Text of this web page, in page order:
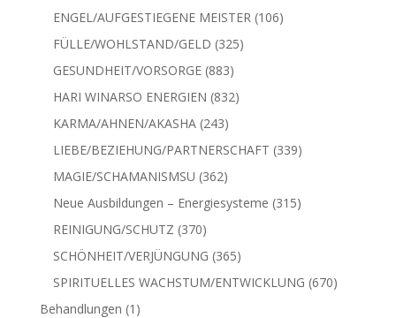
Produkte
ENGEL/AUFGESTIEGENE MEISTER 106106
FÜLLE/WOHLSTAND/GELD 325325
GESUNDHEIT/VORSORGE 883883
Produkte
HARI WINARSO ENERGIEN 832832
KARMA/AHNEN/AKASHA 243243
Produkte
LIEBE/BEZIEHUNG/PARTNERSCHAFT 339339
MAGIE/SCHAMANISMSU 362362
Produkte
Neue Ausbildungen – Energiesysteme 315315
REINIGUNG/SCHUTZ 370370
Produkte
SCHÖNHEIT/VERJÜNGUNG 365365
Produkte
SPIRITUELLES WACHSTUM/ENTWICKLUNG 670670
Behandlungen 1 1